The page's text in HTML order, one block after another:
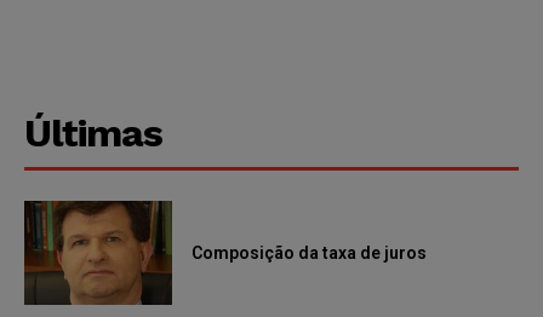
Últimas
Composição da taxa de juros